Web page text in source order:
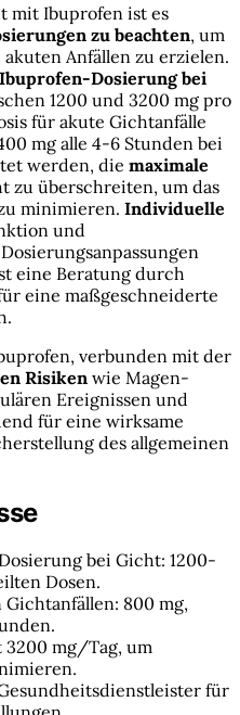
mit Ibuprofen ist es
zu beachten, um
Anfällen zu erzielen.
Ibuprofen-Dosierung bei
1200 und 3200 mg pro
für akute Gichtanfälle
mg alle 4-6 Stunden bei
werden, die maximale
zu überschreiten, um das
minimieren. Individuelle
und
eine Beratung durch
eine maßgeschneiderte
verbunden mit der
Risiken wie Magen-
Ereignissen und
für eine wirksame
des allgemeinen
bei Gicht: 1200-
Dosen.
Gichtanfällen: 800 mg,
mg/Tag, um
für